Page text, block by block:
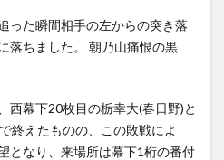
った瞬間相手の左からの突き落
落ちました。 朝乃山痛恨の黒
西幕下20枚目の栃幸大(春日野)と
終えたものの、この敗戦によ
となり、来場所は幕下1桁の番付